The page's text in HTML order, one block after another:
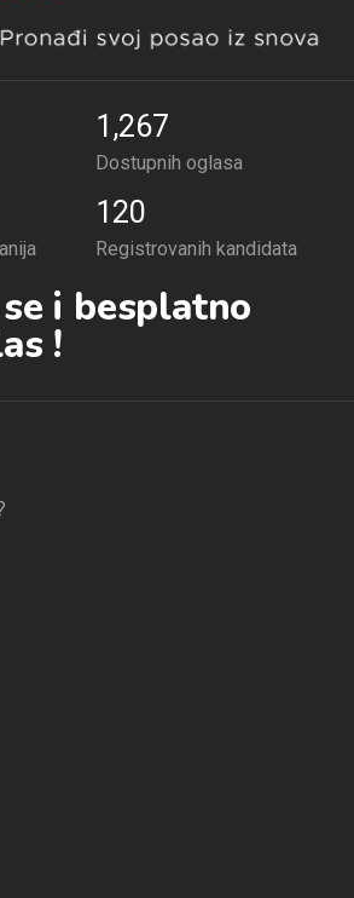
1,267
Dostupnih oglasa
120
Registrovanih kandidata
i besplatno
!